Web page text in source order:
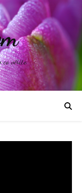
co věříte.